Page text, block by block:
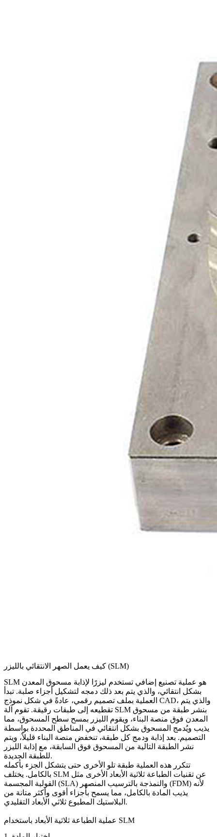
كيف يعمل الصهر الانتقائي بالليزر (SLM)
SLM هو عملية تصنيع إضافي تستخدم ليزرًا لإذابة مسحوق المعدن
بشكل انتقائي، والذي يتم بعد ذلك دمجه لتشكيل أجزاء صلبة. تبدأ
العملية بملف تصميم رقمي، عادةً في شكل نموذج CAD، والذي يتم
تقطيعه إلى طبقات رقيقة. تقوم آلة SLM بنشر طبقة من مسحوق
المعدن فوق منصة البناء، ويقوم الليزر بمسح سطح المسحوق، مما
يذيب ويُدمج المسحوق بشكل انتقائي في المناطق المحددة بواسطة
التصميم. بعد إذابة ودمج كل طبقة، تنخفض منصة البناء قليلاً، ويتم
نشر الطبقة التالية من المسحوق فوق السابقة، مع إذابة الليزر
للطبقة الجديدة.
تتكرر هذه العملية طبقة تلو الأخرى حتى يتشكل الجزء بأكمله
بالكامل. يختلف SLM عن تقنيات الطباعة ثلاثية الأبعاد الأخرى مثل
القولبة المجسمة (SLA) و النمذجة بالترسيب المنصهر (FDM)
يذيب المادة بالكامل، مما يسمح بأجزاء أقوى وأكثر متانة من
البلاستيك المطبوع ثلاثي الأبعاد التقليدي.
عملية الطباعة ثلاثية الأبعاد باستخدام SLM